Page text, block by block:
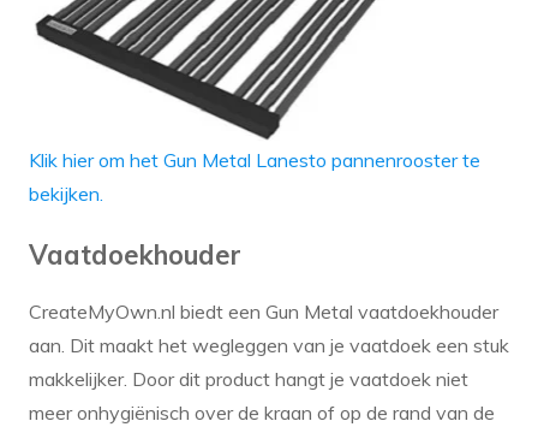
Klik hier om het Gun Metal Lanesto pannenrooster te
bekijken.
Vaatdoekhouder
CreateMyOwn.nl biedt een Gun Metal vaatdoekhouder
aan. Dit maakt het wegleggen van je vaatdoek een stuk
makkelijker. Door dit product hangt je vaatdoek niet
meer onhygiënisch over de kraan of op de rand van de